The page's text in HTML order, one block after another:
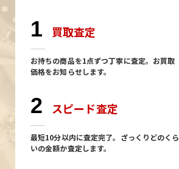
1 買取査定
お持ちの商品を1点ずつ丁寧に査定。お買取
価格をお知らせします。
2 スピード査定
最短10分以内に査定完了。ざっくりどのくら
いの金額か査定します。